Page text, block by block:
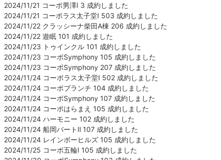
2024/11/21 コーポ男澤Ⅰ 3 成約しました
2024/11/21 コーポラス太子堂Ⅰ 503 成約しました
2024/11/22 クラッシーナ柴田A棟 206 成約しました
2024/11/22 遊眠 101 成約しました
2024/11/23 トゥインクル 101 成約しました
2024/11/23 コーポSymphony 105 成約しました
2024/11/23 コーポSymphony 207 成約しました
2024/11/24 コーポラス太子堂Ⅰ 502 成約しました
2024/11/24 コーポブランチ 104 成約しました
2024/11/24 コーポSymphony 107 成約しました
2024/11/24 コーポはらまえ 105 成約しました
2024/11/24 ハーモニー 102 成約しました
2024/11/24 船岡パートⅡ 107 成約しました
2024/11/24 レインボーヒルズ 105 成約しました
2024/11/25 コーポ五輪Ⅰ 105 成約しました